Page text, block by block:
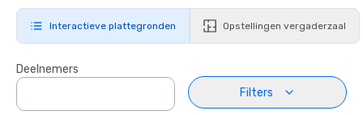
Interactieve plattegronden Opstellingen vergaderzaal
Deelnemers
Filters